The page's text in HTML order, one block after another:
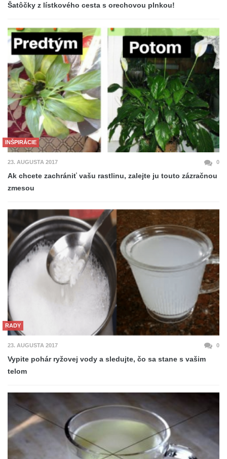
Šatôčky z lístkového cesta s orechovou plnkou!
INŠPIRÁCIE
23. AUGUSTA 2017 0
Ak chcete zachrániť vašu rastlinu, zalejte ju touto zázračnou
zmesou
RADY
23. AUGUSTA 2017 0
Vypite pohár ryžovej vody a sledujte, čo sa stane s vašim
telom